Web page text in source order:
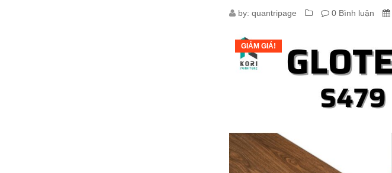
SÀN
NHỰA
GLOTEX
by: quantripage 0 Bình luận
GIẢM GIÁ!